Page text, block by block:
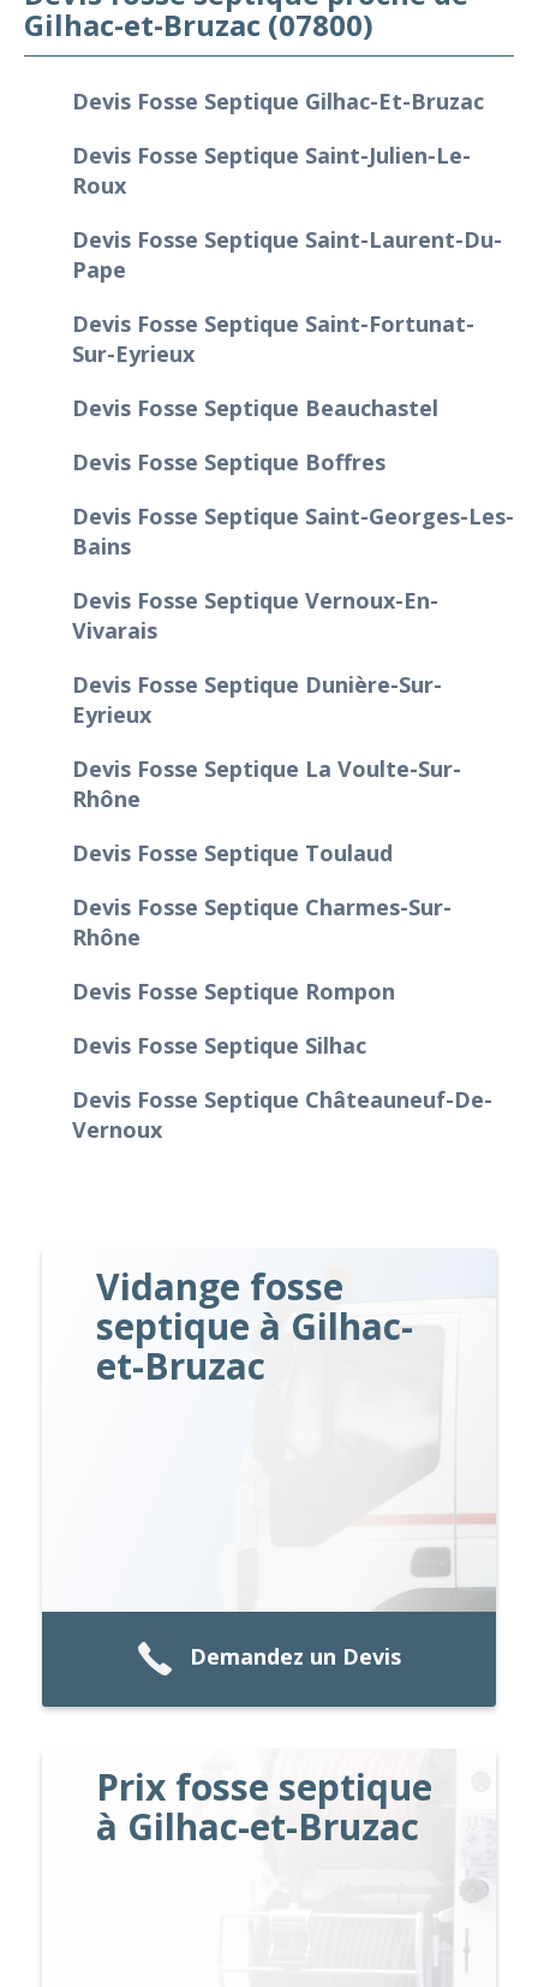
Gilhac-et-Bruzac (07800)
Devis Fosse Septique Gilhac-Et-Bruzac
Devis Fosse Septique Saint-Julien-Le-
Roux
Devis Fosse Septique Saint-Laurent-Du-
Pape
Devis Fosse Septique Saint-Fortunat-
Sur-Eyrieux
Devis Fosse Septique Beauchastel
Devis Fosse Septique Boffres
Devis Fosse Septique Saint-Georges-Les-
Bains
Devis Fosse Septique Vernoux-En-
Vivarais
Devis Fosse Septique Dunière-Sur-
Eyrieux
Devis Fosse Septique La Voulte-Sur-
Rhône
Devis Fosse Septique Toulaud
Devis Fosse Septique Charmes-Sur-
Rhône
Devis Fosse Septique Rompon
Devis Fosse Septique Silhac
Devis Fosse Septique Châteauneuf-De-
Vernoux
Vidange fosse
septique à Gilhac-
et-Bruzac
Demandez un Devis
Prix fosse septique
à Gilhac-et-Bruzac